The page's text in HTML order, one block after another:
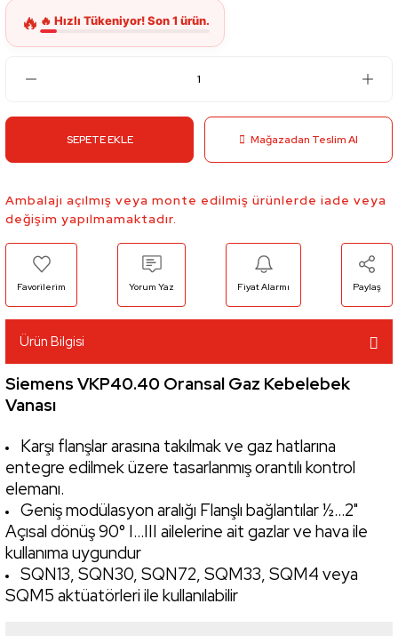
SEPETE EKLE Mağazadan Teslim Al
Ambalajı açılmış veya monte edilmiş ürünlerde iade veya
değişim yapılmamaktadır.
Yorum Yaz Fiyat Alarmı Paylaş
Ürün Bilgisi
Siemens VKP40.40 Oransal Gaz Kebelebek
Vanası
Karşı flanşlar arasına takılmak ve gaz hatlarına
entegre edilmek üzere tasarlanmış orantılı kontrol
elemanı.
Geniş modülasyon aralığı Flanşlı bağlantılar ½…2"
Açısal dönüş 90° I...III ailelerine ait gazlar ve hava ile
kullanıma uygundur
SQN13, SQN30, SQN72, SQM33, SQM4 veya
SQM5 aktüatörleri ile kullanılabilir